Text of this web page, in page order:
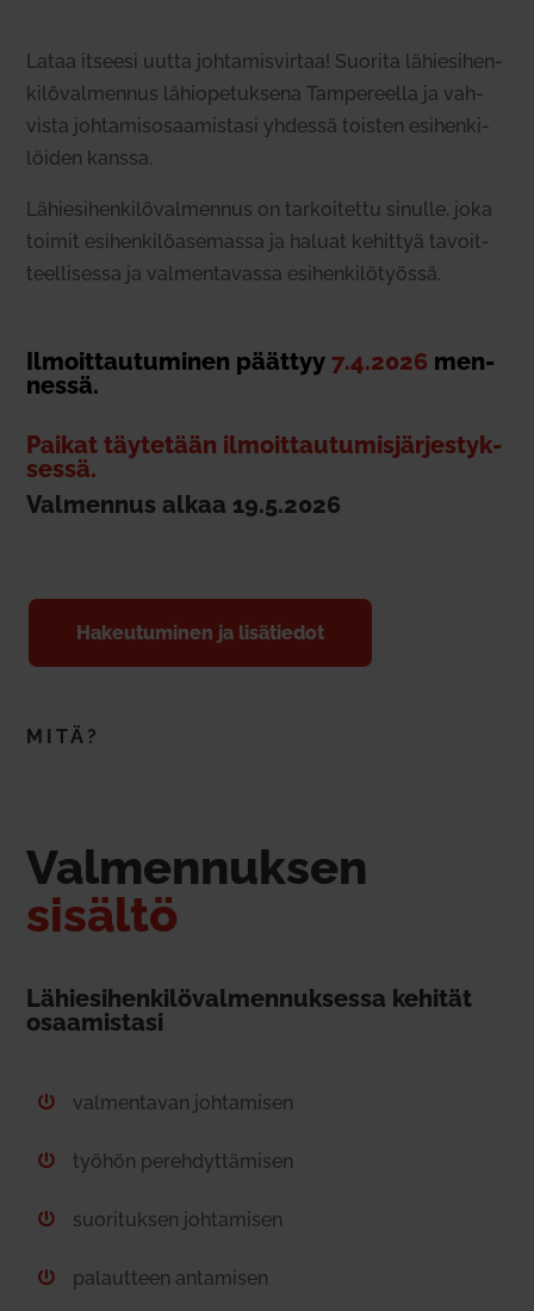
Lataa itseesi uutta joh­ta­mis­virtaa! Suorita lähie­si­hen­
ki­lö­val­mennus lähio­pe­tuksena Tam­pe­reella ja vah­
vista joh­ta­mis­osaa­mistasi yhdessä toisten esi­hen­ki­
löiden kanssa.
Lähie­si­hen­ki­lö­val­mennus on tar­koi­tettu sinulle, joka
toimit esi­hen­ki­lö­ase­massa ja haluat kehittyä tavoit­
teel­li­sessa ja val­men­ta­vassa esi­hen­ki­lö­työssä.
Ilmoit­tau­tu­minen päättyy7.4.2026 men­
nessä.
Paikat täy­tetään ilmoit­tau­tu­mis­jär­jes­tyk­
sessä.
Val­mennus alkaa 19.5.2026
Hakeu­tu­minen ja lisä­tiedot
MITÄ?
Val­men­nuksen
sisältö
Lähie­si­hen­ki­lö­val­men­nuk­sessa kehität
osaa­mistasi
 val­men­tavan joh­ta­misen
 työhön pereh­dyt­tä­misen
 suo­ri­tuksen joh­ta­misen
 palautteen anta­misen